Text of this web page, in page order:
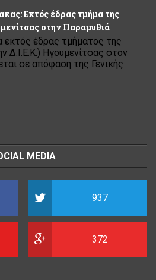
Εκτός έδρας τμήμα της
στην Παραμυθιά
εκτός έδρας τμήματος της
Δ.Ι.Ε.Κ.) Ηγουμενίτσας στον
σε απόφαση της Γενικής
MEDIA
937
372